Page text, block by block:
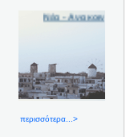
Νέα - Ανακοινώσεις
περισσότερα...>